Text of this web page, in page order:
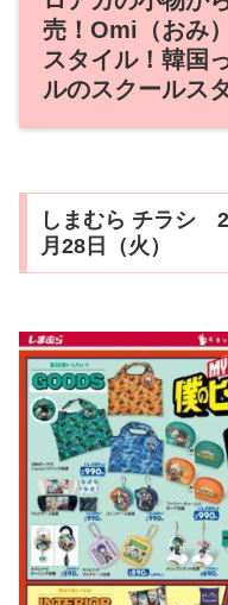
売！Omi（おみ
スタイル！韓国
ルのスクールス
しまむら チラシ
月28日（火）